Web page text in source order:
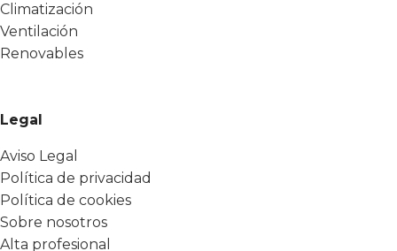
Climatización
Ventilación
Renovables
Legal
Aviso Legal
Política de privacidad
Política de cookies
Sobre nosotros
Alta profesional